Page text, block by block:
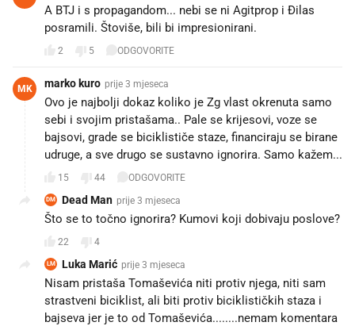
A BTJ i s propagandom... nebi se ni Agitprop i Đilas
posramili. Štoviše, bili bi impresionirani.
2 5 ODGOVORITE
MK marko kuro prije 3 mjeseca
Ovo je najbolji dokaz koliko je Zg vlast okrenuta samo
sebi i svojim pristašama.. Pale se krijesovi, voze se
bajsovi, grade se biciklističe staze, financiraju se birane
udruge, a sve drugo se sustavno ignorira. Samo kažem...
15 44 ODGOVORITE
DM Dead Man prije 3 mjeseca
Što se to točno ignorira? Kumovi koji dobivaju poslove?
22 4
LM Luka Marić prije 3 mjeseca
Nisam pristaša Tomaševića niti protiv njega, niti sam
strastveni biciklist, ali biti protiv biciklističkih staza i
bajseva jer je to od Tomaševića........nemam komentara